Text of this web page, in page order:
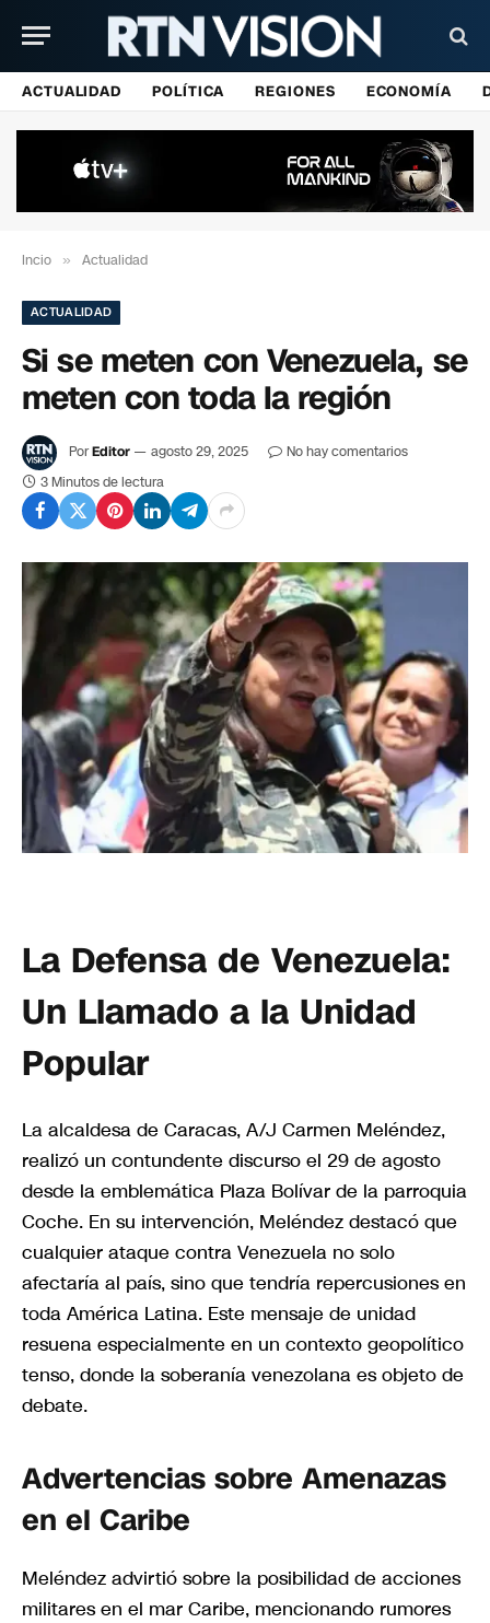
ACTUALIDAD POLÍTICA REGIONES ECONOMÍA
Incio » Actualidad
ACTUALIDAD
Si se meten con Venezuela, se
meten con toda la región
PorEditor agosto 29, 2025
No hay comentarios
3 Minutos de lectura
La Defensa de Venezuela:
Un Llamado a la Unidad
Popular
La alcaldesa de Caracas, A/J Carmen Meléndez,
realizó un contundente discurso el 29 de agosto
desde la emblemática Plaza Bolívar de la parroquia
Coche. En su intervención, Meléndez destacó que
cualquier ataque contra Venezuela no solo
afectaría al país, sino que tendría repercusiones en
toda América Latina. Este mensaje de unidad
resuena especialmente en un contexto geopolítico
tenso, donde la soberanía venezolana es objeto de
debate.
Advertencias sobre Amenazas
en el Caribe
Meléndez advirtió sobre la posibilidad de acciones
militares en el mar Caribe, mencionando rumores